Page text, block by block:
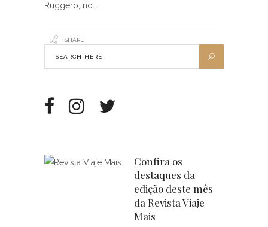
Ruggero, no
SHARE
Confira os
destaques da
edição deste mês
da Revista Viaje
Mais